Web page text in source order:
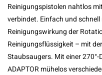
Reinigungspistolen nahtlos
verbindet. Einfach und
Reinigungswirkung der
Reinigungsflüssigkeit – mit
Staubsaugers. Mit einer
ADAPTOR mühelos